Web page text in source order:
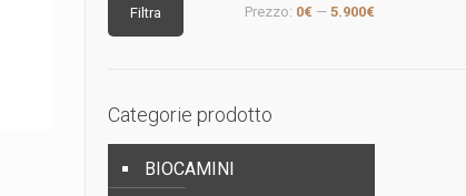
Min
Max
Filtra Prezzo: 0€ — 5.900€
Categorie prodotto
BIOCAMINI